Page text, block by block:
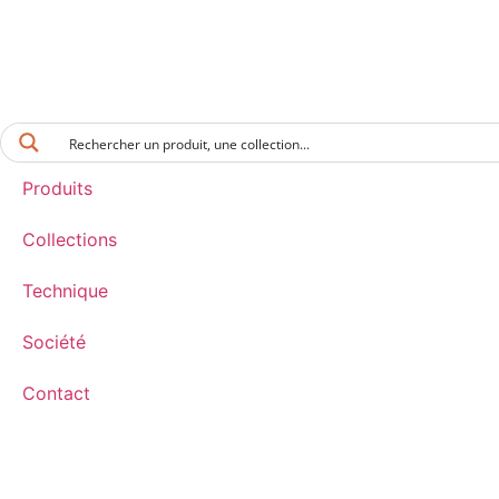
Produits
Collections
Technique
Société
Contact